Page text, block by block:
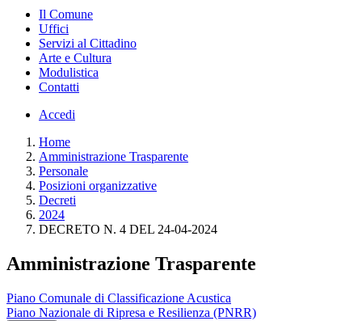
Il Comune
Uffici
Servizi al Cittadino
Arte e Cultura
Modulistica
Contatti
Accedi
Home
Amministrazione Trasparente
Personale
Posizioni organizzative
Decreti
2024
DECRETO N. 4 DEL 24-04-2024
Amministrazione Trasparente
Piano Comunale di Classificazione Acustica
Piano Nazionale di Ripresa e Resilienza (PNRR)